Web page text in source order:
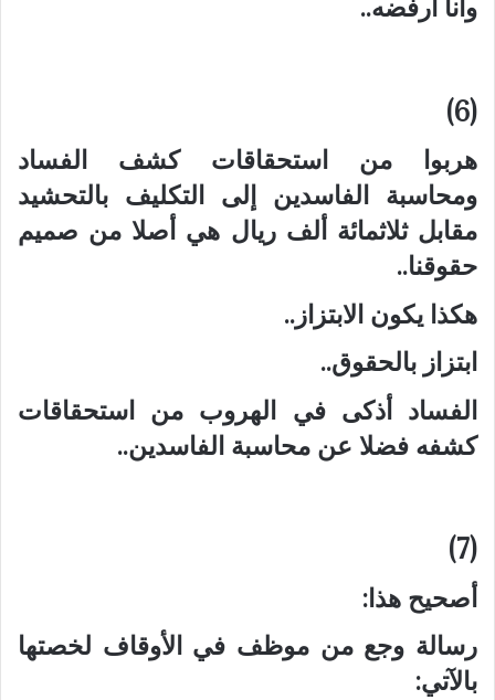
(6)
هربوا من استحقاقات كشف الفساد
ومحاسبة الفاسدين إلى التكليف بالتحشيد
مقابل ثلاثمائة ألف ريال هي أصلا من صميم
حقوقنا..
هكذا يكون الابتزاز..
ابتزاز بالحقوق..
الفساد أذكى في الهروب من استحقاقات
كشفه فضلا عن محاسبة الفاسدين..
(7)
أصحيح هذا:
رسالة وجع من موظف في الأوقاف لخصتها
بالآتي: